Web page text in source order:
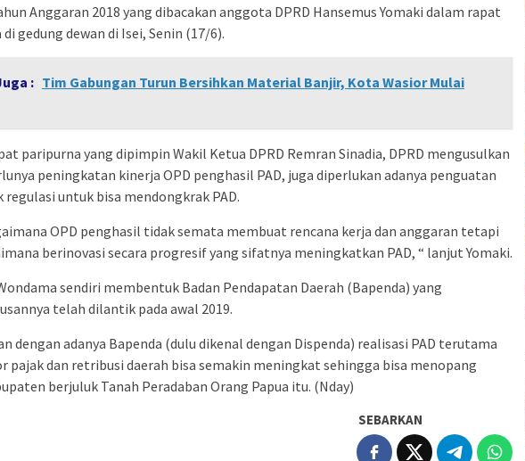
Anggaran 2018 yang dibacakan anggota DPRD Hansemus Yomaki dalam rapat
gedung dewan di Isei, Senin (17/6).
: Tim Gabungan Turun Bersihkan Material Banjir, Kota Wasior Mulai
paripurna yang dipimpin Wakil Ketua DPRD Remran Sinadia, DPRD mengusulkan
peningkatan kinerja OPD penghasil PAD, juga diperlukan adanya penguatan
regulasi untuk bisa mendongkrak PAD.
OPD penghasil tidak semata membuat rencana kerja dan anggaran tetapi
berinovasi secara progresif yang sifatnya meningkatkan PAD, “ lanjut Yomaki.
sendiri membentuk Badan Pendapatan Daerah (Bapenda) yang
telah dilantik pada awal 2019.
dengan adanya Bapenda (dulu dikenal dengan Dispenda) realisasi PAD terutama
pajak dan retribusi daerah bisa semakin meningkat sehingga bisa menopang
berjuluk Tanah Peradaban Orang Papua itu. (Nday)
SEBARKAN